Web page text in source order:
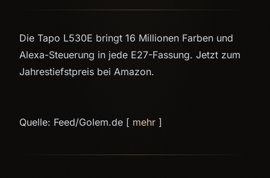
Die Tapo L530E bringt 16 Millionen Farben und
Alexa-Steuerung in jede E27-Fassung. Jetzt zum
Jahrestiefstpreis bei Amazon.
Quelle: Feed/Golem.de [ mehr ]